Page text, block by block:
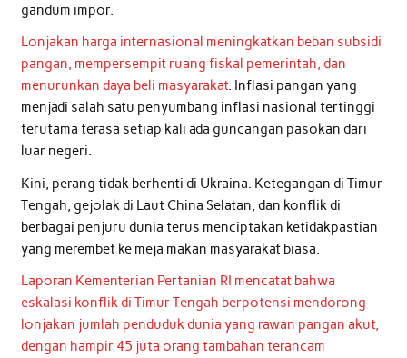
gandum impor.
Lonjakan harga internasional meningkatkan beban subsidi
pangan, mempersempit ruang fiskal pemerintah, dan
menurunkan daya beli masyarakat. Inflasi pangan yang
menjadi salah satu penyumbang inflasi nasional tertinggi
terutama terasa setiap kali ada guncangan pasokan dari
luar negeri.
Kini, perang tidak berhenti di Ukraina. Ketegangan di Timur
Tengah, gejolak di Laut China Selatan, dan konflik di
berbagai penjuru dunia terus menciptakan ketidakpastian
yang merembet ke meja makan masyarakat biasa.
Laporan Kementerian Pertanian RI mencatat bahwa
eskalasi konflik di Timur Tengah berpotensi mendorong
lonjakan jumlah penduduk dunia yang rawan pangan akut,
dengan hampir 45 juta orang tambahan terancam